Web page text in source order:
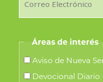
Áreas de interés
Aviso de Nueva
Devocional Diario